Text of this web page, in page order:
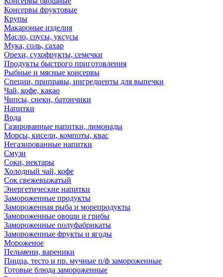
Консервы фруктовые
Крупы
Макароные изделия
Масло, соусы, уксусы
Мука, соль, сахар
Орехи, сухофрукты, семечки
Продукты быстрого приготовления
Рыбные и мясные консервы
Специи, приправы, ингредиенты для выпечки
Чай, кофе, какао
Чипсы, снеки, батончики
Напитки
Вода
Газированные напитки, лимонады
Морсы, кисели, компоты, квас
Негазированные напитки
Смузи
Соки, нектары
Холодный чай, кофе
Сок свежевыжатый
Энергетические напитки
Замороженные продукты
Замороженная рыба и морепродукты
Замороженные овощи и грибы
Замороженные полуфабрикаты
Замороженные фрукты и ягоды
Мороженое
Пельмени, вареники
Пицца, тесто и пр. мучные п/ф замороженные
Готовые блюда замороженные